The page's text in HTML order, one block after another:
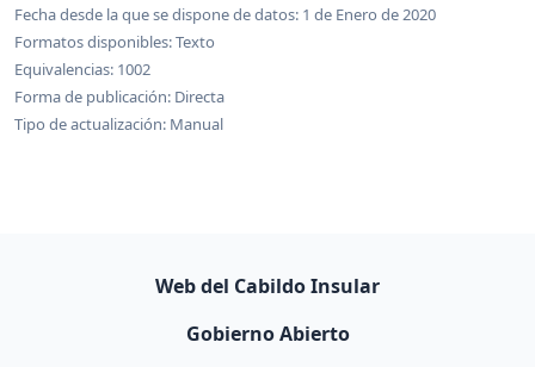
Fecha desde la que se dispone de datos: 1 de Enero de 2020
Formatos disponibles: Texto
Equivalencias: 1002
Forma de publicación: Directa
Tipo de actualización: Manual
Web del Cabildo Insular
Gobierno Abierto